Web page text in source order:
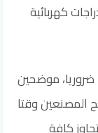
كهربائية
ضروريا، موضحين
المصنعين وقتا
كافة